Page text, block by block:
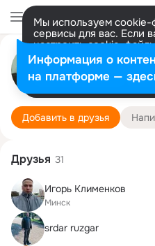
Мы используем cookie-
сервисы для вас. Если
настроить cookie-
представитель.
Разрешить все
Натали
8 августа (27
Добавить в друзья
Друзья 31
Игорь Клименков
Минск
srdar ruzgar
Информация о
на платформе —